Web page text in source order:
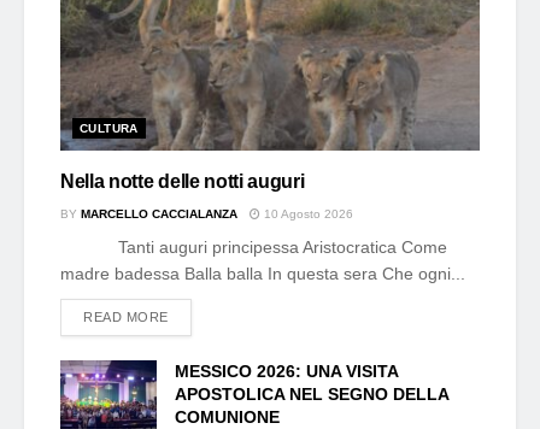
CULTURA
Nella notte delle notti auguri
BY MARCELLO CACCIALANZA 10 Agosto 2026
Tanti auguri principessa Aristocratica Come
madre badessa Balla balla In questa sera Che ogni...
READ MOREDETAILS
MESSICO 2026: UNA VISITA
APOSTOLICA NEL SEGNO DELLA
COMUNIONE